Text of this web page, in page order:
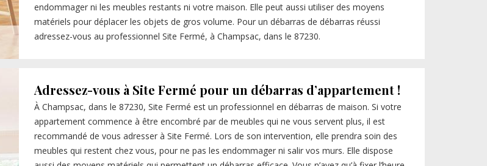
endommager ni les meubles restants ni votre maison. Elle peut aussi utiliser des moyens
matériels pour déplacer les objets de gros volume. Pour un débarras de débarras réussi
adressez-vous au professionnel Site Fermé, à Champsac, dans le 87230.
Adressez-vous à Site Fermé pour un débarras d’appartement !
À Champsac, dans le 87230, Site Fermé est un professionnel en débarras de maison. Si votre
appartement commence à être encombré par de meubles qui ne vous servent plus, il est
recommandé de vous adresser à Site Fermé. Lors de son intervention, elle prendra soin des
meubles qui restent chez vous, pour ne pas les endommager ni salir vos murs. Elle dispose